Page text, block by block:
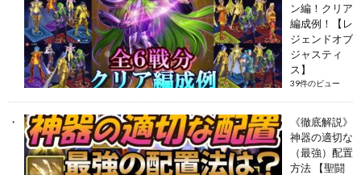
ン編！クリア
編成例！【レ
ジェンドオブ
ジャスティ
ス】
39件のビュー
《徹底解説》
神器の適切な
（最強）配置
方法 【聖闘